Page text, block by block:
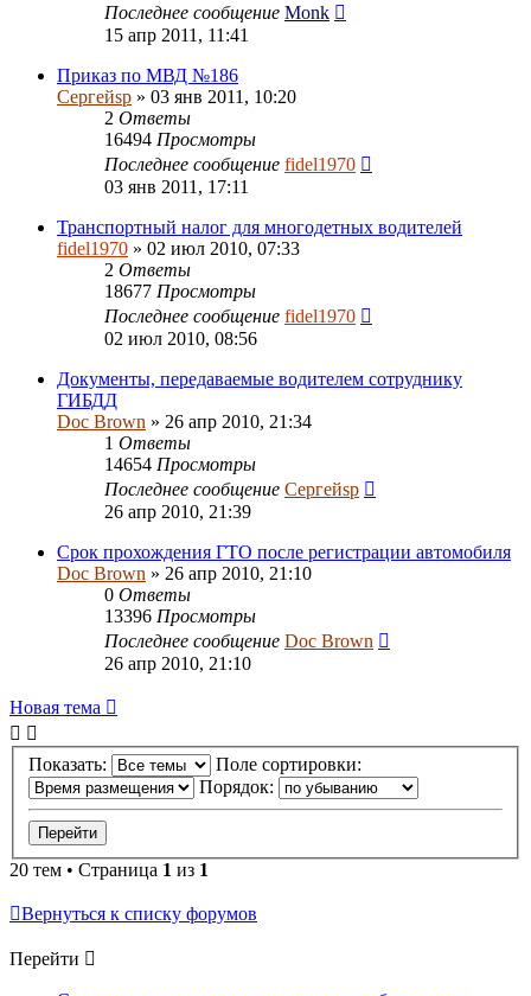
Последнее сообщение Monk
15 апр 2011, 11:41
Приказ по МВД №186
Сергейsp » 03 янв 2011, 10:20
2 Ответы
16494 Просмотры
Последнее сообщение fidel1970
03 янв 2011, 17:11
Транспортный налог для многодетных водителей
fidel1970 » 02 июл 2010, 07:33
2 Ответы
18677 Просмотры
Последнее сообщение fidel1970
02 июл 2010, 08:56
Документы, передаваемые водителем сотруднику
ГИБДД
Doc Brown » 26 апр 2010, 21:34
1 Ответы
14654 Просмотры
Последнее сообщение Сергейsp
26 апр 2010, 21:39
Срок прохождения ГТО после регистрации автомобиля
Doc Brown » 26 апр 2010, 21:10
0 Ответы
13396 Просмотры
Последнее сообщение Doc Brown
26 апр 2010, 21:10
Новая тема
Показать:
Поле сортировки:
Порядок:
20 тем • Страница 1 из 1
Вернуться к списку форумов
Перейти